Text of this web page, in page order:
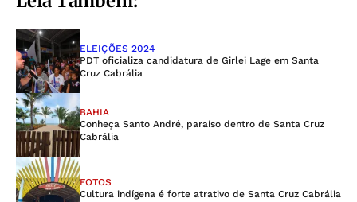
ELEIÇÕES 2024
PDT oficializa candidatura de Girlei Lage em Santa
Cruz Cabrália
BAHIA
Conheça Santo André, paraíso dentro de Santa Cruz
Cabrália
FOTOS
Cultura indígena é forte atrativo de Santa Cruz Cabrália